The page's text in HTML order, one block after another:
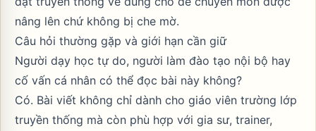
nâng lên chứ không bị che mờ.
Câu hỏi thường gặp và giới hạn cần giữ
Người dạy học tự do, người làm đào tạo nội bộ hay
cố vấn cá nhân có thể đọc bài này không?
Có. Bài viết không chỉ dành cho giáo viên trường lớp
truyền thống mà còn phù hợp với gia sư, trainer,